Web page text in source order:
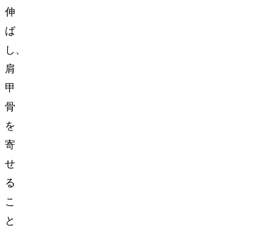
伸
ば
し、
肩
甲
骨
を
寄
せ
る
こ
と